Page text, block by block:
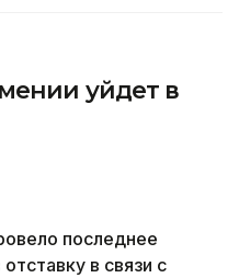
уйдет в
последнее
в связи с